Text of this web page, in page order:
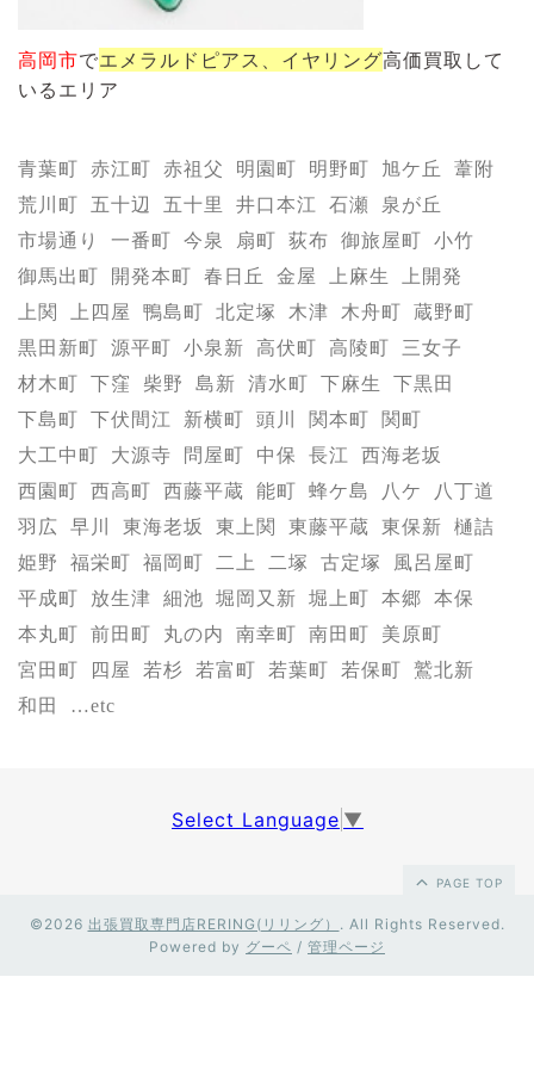
高岡市でエメラルド ピアス、イヤリング高価買取して
いるエリア
青葉町 赤江町 赤祖父 明園町 明野町 旭ケ丘
葦附
荒川町
五十辺 五十里 井口本江 石瀬
泉が丘
市場通り
一番町 今泉 扇町 荻布 御旅屋町
小竹
御馬出町
開発本町 春日丘 金屋 上麻生
上開発
上関
上四屋 鴨島町 北定塚 木津 木舟町
蔵野町
黒田新町
源平町 小泉新 高伏町 高陵町
三女子
材木町
下窪 柴野 島新 清水町 下麻生
下黒田
下島町
下伏間江 新横町 頭川 関本町
関町
大工中町
大源寺 問屋町 中保 長江
西海老坂
西園町
西高町 西藤平蔵 能町 蜂ケ島 八ケ
八丁道
羽広
早川 東海老坂 東上関 東藤平蔵 東保新
樋詰
姫野
福栄町 福岡町 二上 二塚 古定塚
風呂屋町
平成町
放生津 細池 堀岡又新 堀上町 本郷
本保
本丸町
前田町 丸の内 南幸町 南田町
美原町
宮田町
四屋 若杉 若富町 若葉町 若保町
鷲北新
和田
…etc
Select Language ▼
PAGE TOP
©2026 出張買取専門店RERING(リリング） . All Rights Reserved.
Powered by グーペ / 管理ページ